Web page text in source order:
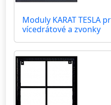
Moduly KARAT TESLA
vícedrátové a zvonky